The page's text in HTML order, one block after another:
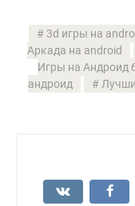
3d игры на
Аркада на android
Игры на Андроид
андроид